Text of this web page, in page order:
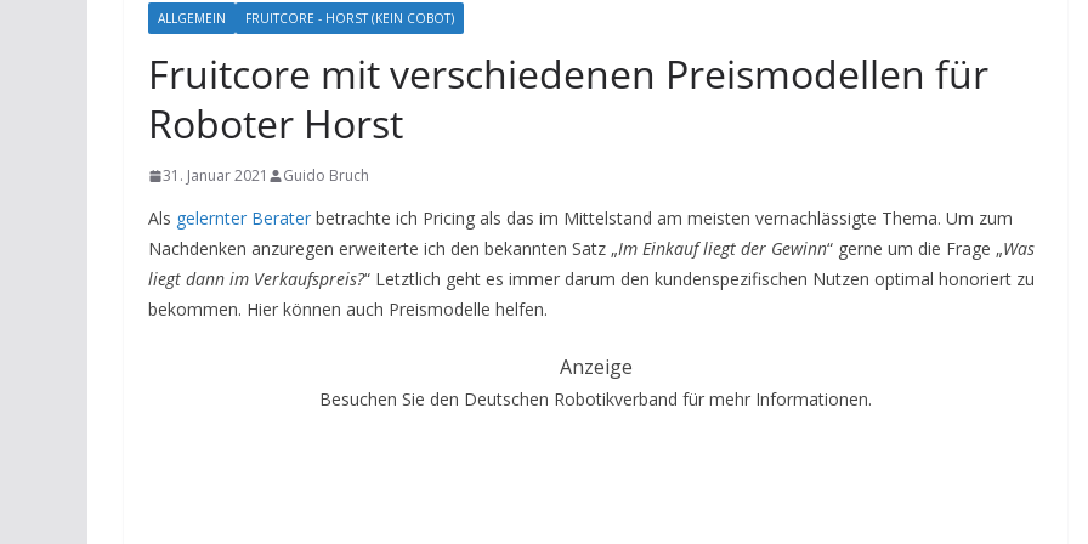
ALLGEMEIN FRUITCORE - HORST (KEIN COBOT)
Fruitcore mit verschiedenen Preismodellen für
Roboter Horst
31. Januar 2021 Guido Bruch
Als gelernter Berater betrachte ich Pricing als das im Mittelstand am meisten vernachlässigte Thema. Um zum
Nachdenken anzuregen erweiterte ich den bekannten Satz „Im Einkauf liegt der Gewinn“ gerne um die Frage „Was
liegt dann im Verkaufspreis?“ Letztlich geht es immer darum den kundenspezifischen Nutzen optimal honoriert zu
bekommen. Hier können auch Preismodelle helfen.
Anzeige
Besuchen Sie den Deutschen Robotikverband für mehr Informationen.